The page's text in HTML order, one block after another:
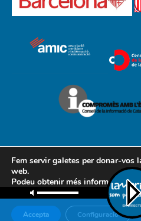
Contacte Avís legal Política de
AMCL
Fem servir galetes per donar-vos
web.
Podeu obtenir més informació
o desactivar-les a la
configuració.
Accepta Configuració